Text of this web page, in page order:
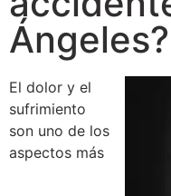
Ángeles?
El dolor y el
sufrimiento
son uno de los
aspectos más